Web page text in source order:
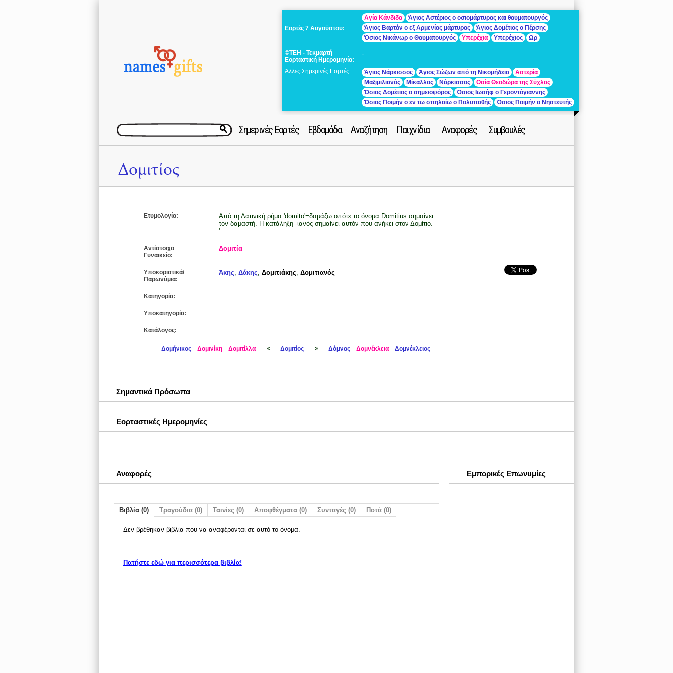
Εορτές 7 Αυγούστου:
Αγία Κάνδιδα
Άγιος Αστέριος ο οσιομάρτυρας και θαυματουργός
Άγιος Βαρτάν ο εξ Αρμενίας μάρτυρας
Άγιος Δομέτιος ο Πέρσης
Όσιος Νικάνωρ ο Θαυματουργός
Υπερέχια Υπερέχιος Ωρ
©ΤΕΗ - Τεκμαρτή
Εορταστική Ημερομηνία:
-
Άλλες Σημερινές Εορτές: Άγιος Νάρκισσος Άγιος Σώζων από τη Νικομήδεια
Αστερία
Μαξιμιλιανός
Μίκαλλος Νάρκισσος
Οσία Θεοδώρα της Σύχλας
Όσιος Δομέτιος ο σημειοφόρος
Όσιος Ιωσὴφ ο Γεροντόγιαννης
Όσιος Ποιμήν ο εν τω σπηλαίω ο Πολυπαθής
Όσιος Ποιμήν ο Νηστευτής
Σημερινές Εορτές Εβδομάδα Αναζήτηση Παιχνίδια Αναφορές Συμβουλές
Δομιτίος
Ετυμολογία:
Από τη Λατινική ρήμα 'domito'=δαμάζω οπότε το όνομα Domitius σημαίνει
τον δαμαστή. Η κατάληξη -ιανός σημαίνει αυτόν που ανήκει στον Δομίτιο.
'
Αντίστοιχο
Γυναικείο:
Δομιτία
Υποκοριστικά/
Παρωνύμια:
Άκης, Δάκης, Δομιτιάκης, Δομιτιανός
Κατηγορία:
Υποκατηγορία:
Κατάλογος:
Δομήνικος Δομινίκη Δομιτίλλα « Δομιτίος » Δόμνας Δομνέκλεια Δομνέκλειος
Σημαντικά Πρόσωπα
Εορταστικές Ημερομηνίες
Εμπορικές Επωνυμίες
Αναφορές
Βιβλία (0) Τραγούδια (0) Ταινίες (0) Αποφθέγματα (0) Συνταγές (0) Ποτά (0)
Δεν βρέθηκαν βιβλία που να αναφέρονται σε αυτό το όνομα.
Πατήστε εδώ για περισσότερα βιβλία!